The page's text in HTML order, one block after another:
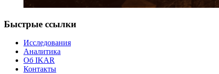
Быстрые ссылки
Исследования
Аналитика
Об IKAR
Контакты